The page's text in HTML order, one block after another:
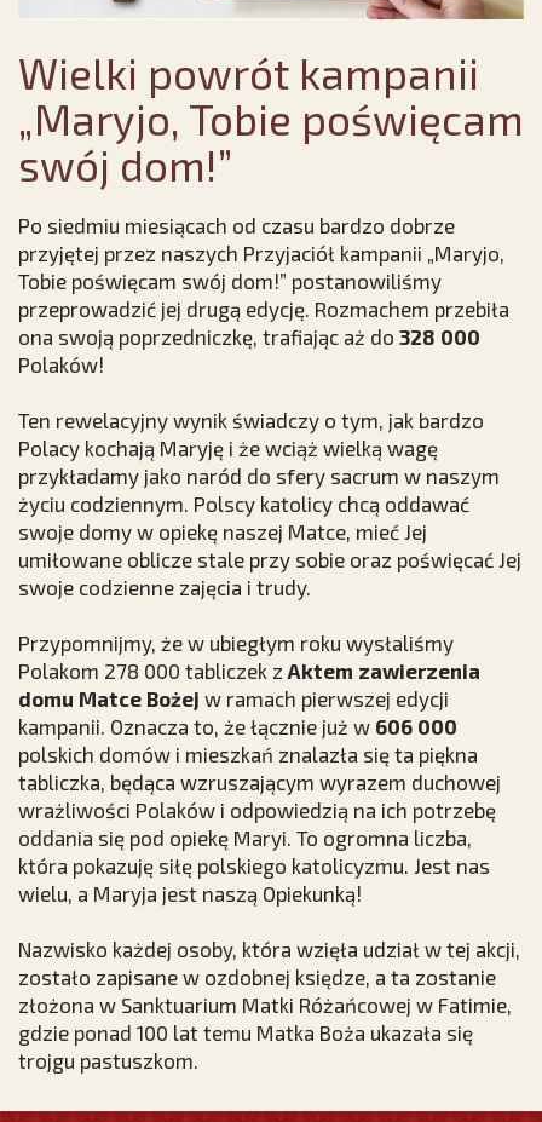
Wielki powrót kampanii
„Maryjo, Tobie poświęcam
swój dom!”
Po siedmiu miesiącach od czasu bardzo dobrze
przyjętej przez naszych Przyjaciół kampanii „Maryjo,
Tobie poświęcam swój dom!” postanowiliśmy
przeprowadzić jej drugą edycję. Rozmachem przebiła
ona swoją poprzedniczkę, trafiając aż do 328 000
Polaków!
Ten rewelacyjny wynik świadczy o tym, jak bardzo
Polacy kochają Maryję i że wciąż wielką wagę
przykładamy jako naród do sfery sacrum w naszym
życiu codziennym. Polscy katolicy chcą oddawać
swoje domy w opiekę naszej Matce, mieć Jej
umiłowane oblicze stale przy sobie oraz poświęcać Jej
swoje codzienne zajęcia i trudy.
Przypomnijmy, że w ubiegłym roku wysłaliśmy
Polakom 278 000 tabliczek z Aktem zawierzenia
domu Matce Bożej w ramach pierwszej edycji
kampanii. Oznacza to, że łącznie już w 606 000
polskich domów i mieszkań znalazła się ta piękna
tabliczka, będąca wzruszającym wyrazem duchowej
wrażliwości Polaków i odpowiedzią na ich potrzebę
oddania się pod opiekę Maryi. To ogromna liczba,
która pokazuję siłę polskiego katolicyzmu. Jest nas
wielu, a Maryja jest naszą Opiekunką!
Nazwisko każdej osoby, która wzięła udział w tej akcji,
zostało zapisane w ozdobnej księdze, a ta zostanie
złożona w Sanktuarium Matki Różańcowej w Fatimie,
gdzie ponad 100 lat temu Matka Boża ukazała się
trojgu pastuszkom.